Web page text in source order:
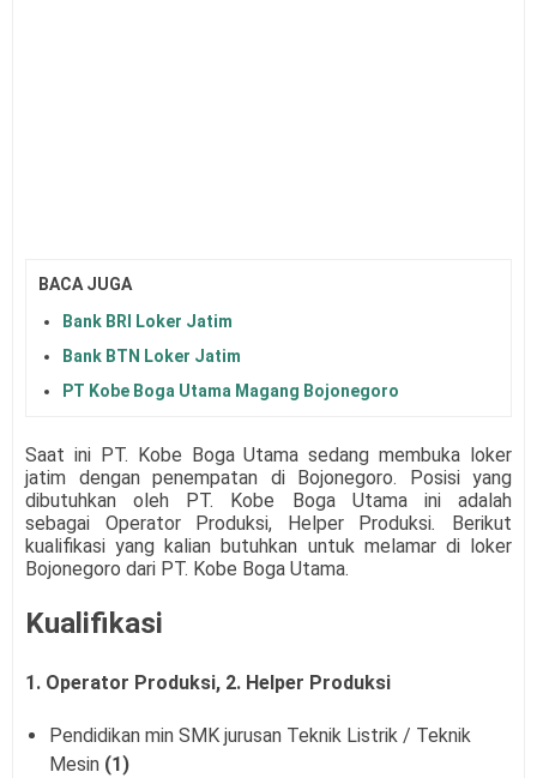
BACA JUGA
Bank BRI Loker Jatim
Bank BTN Loker Jatim
PT Kobe Boga Utama Magang Bojonegoro
Saat ini PT. Kobe Boga Utama sedang membuka loker
jatim dengan penempatan di Bojonegoro. Posisi yang
dibutuhkan oleh PT. Kobe Boga Utama
ini adalah
sebagai Operator Produksi, Helper Produksi.
Berikut
kualifikasi yang kalian butuhkan untuk melamar di loker
Bojonegoro dari PT. Kobe Boga Utama.
Kualifikasi
1. Operator Produksi, 2. Helper Produksi
Pendidikan min SMK jurusan Teknik Listrik / Teknik
Mesin (1)